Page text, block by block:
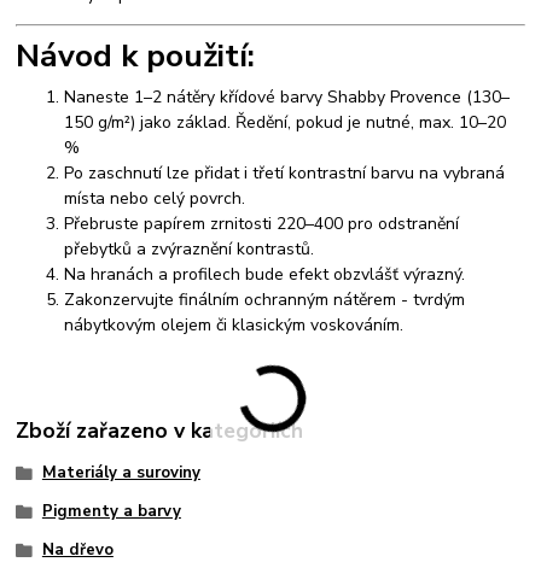
Návod k použití:
Naneste 1–2 nátěry křídové barvy Shabby Provence (130–
150 g/m²) jako základ. Ředění, pokud je nutné, max. 10–20
%
Po zaschnutí lze přidat i třetí kontrastní barvu na vybraná
místa nebo celý povrch.
Přebruste papírem zrnitosti 220–400 pro odstranění
přebytků a zvýraznění kontrastů.
Na hranách a profilech bude efekt obzvlášť výrazný.
Zakonzervujte finálním ochranným nátěrem - tvrdým
nábytkovým olejem či klasickým voskováním.
Zboží zařazeno v kategoriích
Materiály a suroviny
Pigmenty a barvy
Na dřevo